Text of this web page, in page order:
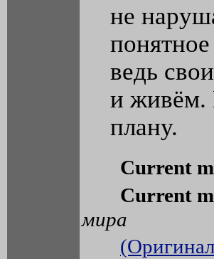
не
ведь
и живём.
плану.
Current
Current
мира